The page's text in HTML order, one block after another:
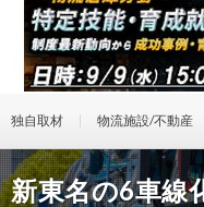
独自取材 物流施設/不動産
新東名の6車線